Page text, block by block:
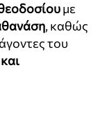
με
, καθώς
του